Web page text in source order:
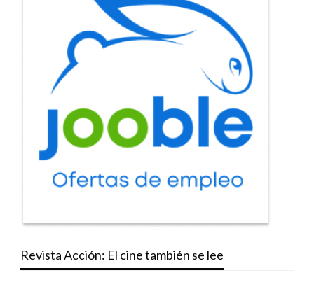
Revista Acción: El cine también se lee